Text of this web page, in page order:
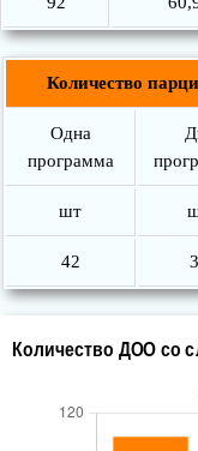
Количество
Одна
программа
шт
42